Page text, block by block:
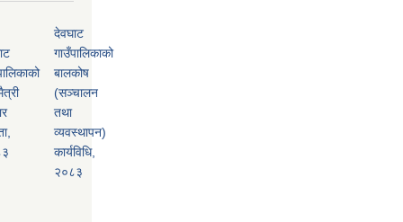
देवघाट
गाउँपालिकाको
बालकोष
(सञ्चालन
तथा
व्यवस्थापन)
कार्यविधि,
२०८३